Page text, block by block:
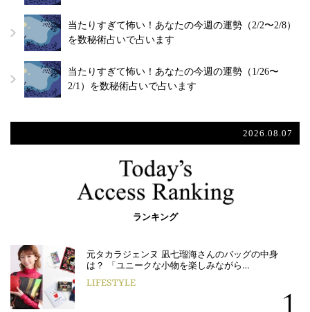
当たりすぎて怖い！あなたの今週の運勢（2/2〜2/8）
を数秘術占いで占います
当たりすぎて怖い！あなたの今週の運勢（1/26〜
2/1）を数秘術占いで占います
2026.08.07
ランキング
元タカラジェンヌ 凪七瑠海さんのバッグの中身
は？ 「ユニークな小物を楽しみながら…
LIFESTYLE